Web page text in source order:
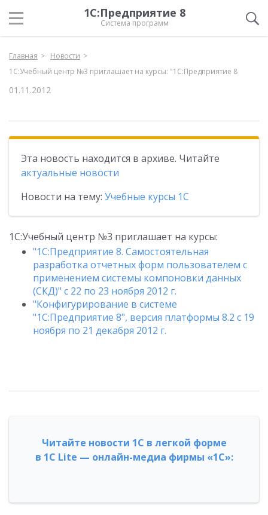
1С:Предприятие 8
Система программ
Главная
Новости
1С:Учебный центр №3 приглашает на курсы: "1С:Предприятие 8
01.11.2012
Эта новость находится в архиве. Читайте
актуальные новости
Новости на тему: Учебные курсы 1С
1С:Учебный центр №3 приглашает на курсы:
"1С:Предприятие 8. Самостоятельная
разработка отчетных форм пользователем с
применением системы компоновки данных
(СКД)" с 22 по 23 ноября 2012 г.
"Конфигурирование в системе
"1С:Предприятие 8", версия платформы 8.2 с 19
ноября по 21 декабря 2012 г.
Читайте новости 1С в легкой форме
в 1С Lite — онлайн-медиа фирмы «1С»: